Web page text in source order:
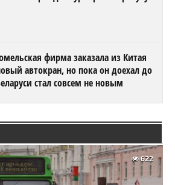
фирма заказала из Китая
автокран, но пока он доехал до
стал совсем не новым
622